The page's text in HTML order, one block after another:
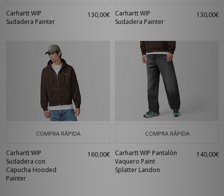
Carhartt WIP
Sudadera Painter
130,00€
Carhartt WIP
Sudadera Painter
130,00€
COMPRA RÁPIDA
Carhartt WIP
Sudadera con
Capucha Hooded
Painter
160,00€
COMPRA RÁPIDA
Carhartt WIP Pantalón
Vaquero Paint
Splatter Landon
140,00€